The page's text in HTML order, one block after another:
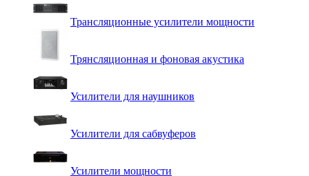
Трансляционные усилители мощности
Трянсляционная и фоновая акустика
Усилители для наушников
Усилители для сабвуферов
Усилители мощности